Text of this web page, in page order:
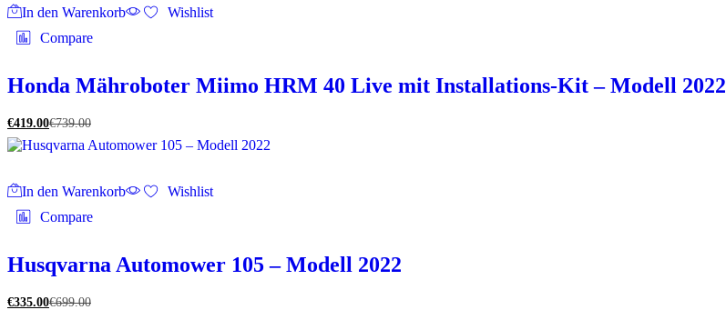
In den Warenkorb
Wishlist
Compare
Honda Mähroboter Miimo HRM 40 Live mit Installations-Kit – Modell 2022
€419.00€739.00
In den Warenkorb
Wishlist
Compare
Husqvarna Automower 105 – Modell 2022
€335.00€699.00